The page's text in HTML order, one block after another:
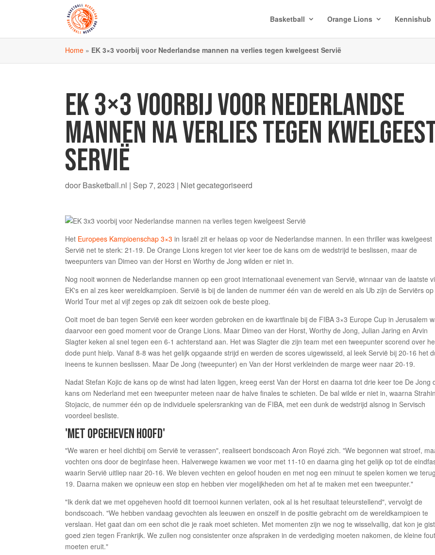
Basketball Orange Lions Kennishub
Home » EK 3×3 voorbij voor Nederlandse mannen na verlies tegen kwelgeest Servië
EK 3×3 VOORBIJ VOOR NEDERLANDSE
MANNEN NA VERLIES TEGEN
SERVIË
door Basketball.nl | Sep 7, 2023 | Niet gecategoriseerd
Het Europees Kampioenschap 3×3 in Israël zit er helaas op voor de Nederlandse mannen. In een thriller was kwelgeest
Servië net te sterk: 21-19. De Orange Lions kregen tot vier keer toe de kans om de wedstrijd te beslissen, maar de
tweepunters van Dimeo van der Horst en Worthy de Jong wilden er niet in.
Nog nooit wonnen de Nederlandse mannen op een groot internationaal evenement van Servië, winnaar van de laatste
EK's en al zes keer wereldkampioen. Servië is bij de landen de nummer één van de wereld en als Ub zijn de Serviërs op
World Tour met al vijf zeges op zak dit seizoen ook de beste ploeg.
Ooit moet de ban tegen Servië een keer worden gebroken en de kwartfinale bij de FIBA 3×3 Europe Cup in Jerusalem
daarvoor een goed moment voor de Orange Lions. Maar Dimeo van der Horst, Worthy de Jong, Julian Jaring en Arvin
Slagter keken al snel tegen een 6-1 achterstand aan. Het was Slagter die zijn team met een tweepunter scorend over
dode punt hielp. Vanaf 8-8 was het gelijk opgaande strijd en werden de scores uigewisseld, al leek Servië bij 20-16 het
ineens te kunnen beslissen. Maar De Jong (tweepunter) en Van der Horst verkleinden de marge weer naar 20-19.
Nadat Stefan Kojic de kans op de winst had laten liggen, kreeg eerst Van der Horst en daarna tot drie keer toe De Jong
kans om Nederland met een tweepunter meteen naar de halve finales te schieten. De bal wilde er niet in, waarna
Stojacic, de nummer één op de individuele spelersranking van de FIBA, met een dunk de wedstrijd alsnog in Servisch
voordeel besliste.
'MET OPGEHEVEN HOOFD'
"We waren er heel dichtbij om Servië te verassen", realiseert bondscoach Aron Royé zich. "We begonnen wat stroef,
vochten ons door de beginfase heen. Halverwege kwamen we voor met 11-10 en daarna ging het gelijk op tot de
waarin Servië uitliep naar 20-16. We bleven vechten en geloof houden en met nog een minuut te spelen komen we
19. Daarna maken we opnieuw een stop en hebben vier mogelijkheden om het af te maken met een tweepunter."
"Ik denk dat we met opgeheven hoofd dit toernooi kunnen verlaten, ook al is het resultaat teleurstellend", vervolgt de
bondscoach. "We hebben vandaag gevochten als leeuwen en onszelf in de positie gebracht om de wereldkampioen te
verslaan. Het gaat dan om een schot die je raak moet schieten. Met momenten zijn we nog te wisselvallig, dat kon je
goed zien tegen Frankrijk. We zullen nog consistenter onze afspraken in de verdediging moeten nakomen, de kleine
moeten eruit."